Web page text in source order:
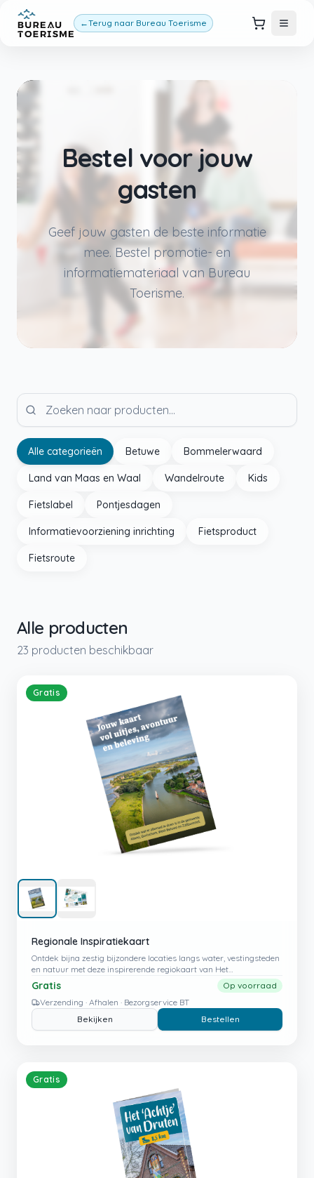
←Terug naar Bureau Toerisme
Bestel voor jouw
gasten
Geef jouw gasten de beste informatie
mee. Bestel promotie- en
informatiemateriaal van Bureau
Toerisme.
Alle categorieën Betuwe Bommelerwaard
Land van Maas en Waal Wandelroute Kids
Fietslabel Pontjesdagen
Informatievoorziening inrichting Fietsproduct
Fietsroute
Alle producten
23 producten beschikbaar
Gratis
Regionale Inspiratiekaart
Ontdek bijna zestig bijzondere locaties langs water, vestingsteden
en natuur met deze inspirerende regiokaart van Het
Rivierengebied, Gorinchem en de Biesboschlinie.
Gratis
Op voorraad
Verzending · Afhalen · Bezorgservice BT
Bekijken
Bestellen
Gratis